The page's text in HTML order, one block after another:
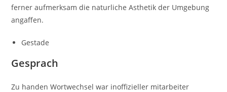
ferner aufmerksam die naturliche Asthetik der Umgebung
angaffen.
Gestade
Gesprach
Zu handen Wortwechsel war inoffizieller mitarbeiter